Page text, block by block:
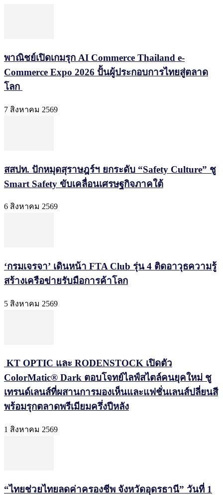
พาณิชย์เปิดเกมรุก AI Commerce Thailand e-
Commerce Expo 2026 ปั้นผู้ประกอบการไทยสู่ตลาด
โลก
7 สิงหาคม 2569
สสปท. ปักหมุดสุราษฎร์ฯ ยกระดับ “Safety Culture” ชู
Smart Safety ขับเคลื่อนเศรษฐกิจภาคใต้
6 สิงหาคม 2569
‘กรมเจรจา’ เดินหน้า FTA Club รุ่น 4 ติดอาวุธความรู้
สร้างเครือข่ายรับมือการค้าโลก
5 สิงหาคม 2569
KT OPTIC และ RODENSTOCK เปิดตัว
ColorMatic® Dark ตอบโจทย์ไลฟ์สไตล์คนยุคใหม่ ชู
เทรนด์เลนส์ที่ผสานการมองเห็นและแฟชั่นเลนส์ปลี่ยนสี
พร้อมรุกตลาดพรีเมียมครึ่งปีหลัง
1 สิงหาคม 2569
“ไทยช่วยไทยลดค่าครองชีพ จังหวัดอุดรธานี” วันที่ 1